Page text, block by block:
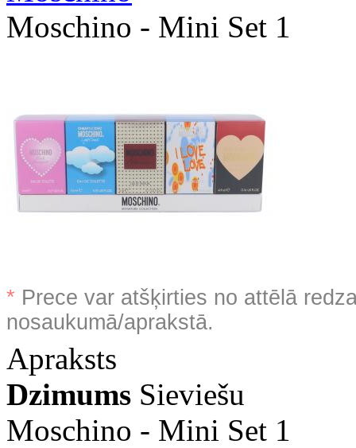
Moschino - Mini Set 1
* Prece var atšķirties no attēlā
nosaukumā/aprakstā.
Apraksts
Dzimums Sieviešu
Moschino - Mini Set 1